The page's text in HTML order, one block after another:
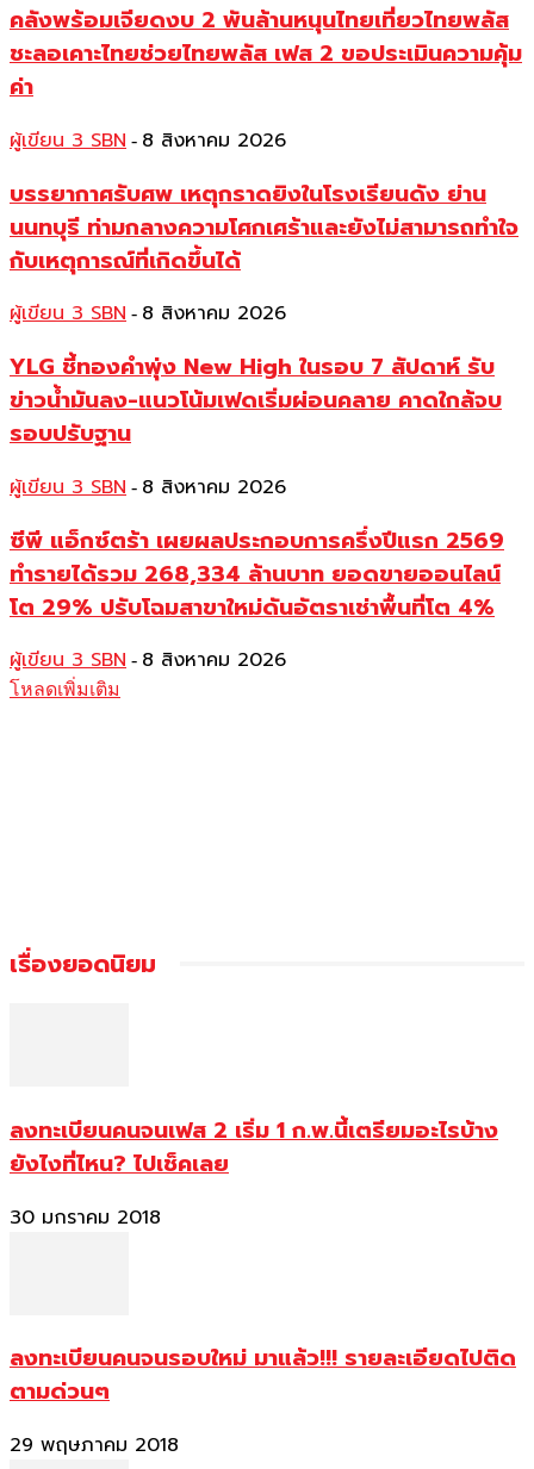
คลังพร้อมเจียดงบ 2 พันล้านหนุนไทยเที่ยวไทยพลัส
ชะลอเคาะไทยช่วยไทยพลัส เฟส 2 ขอประเมินความคุ้ม
ค่า
ผู้เขียน 3 SBN - 8 สิงหาคม 2026
บรรยากาศรับศพ เหตุกราดยิงในโรงเรียนดัง ย่าน
นนทบุรี ท่ามกลางความโศกเศร้าและยังไม่สามารถทำใจ
กับเหตุการณ์ที่เกิดขึ้นได้
ผู้เขียน 3 SBN - 8 สิงหาคม 2026
YLG ชี้ทองคำพุ่ง New High ในรอบ 7 สัปดาห์ รับ
ข่าวน้ำมันลง-แนวโน้มเฟดเริ่มผ่อนคลาย คาดใกล้จบ
รอบปรับฐาน
ผู้เขียน 3 SBN - 8 สิงหาคม 2026
ซีพี แอ็กซ์ตร้า เผยผลประกอบการครึ่งปีแรก 2569
ทำรายได้รวม 268,334 ล้านบาท ยอดขายออนไลน์
โต 29% ปรับโฉมสาขาใหม่ดันอัตราเช่าพื้นที่โต 4%
ผู้เขียน 3 SBN - 8 สิงหาคม 2026
โหลดเพิ่มเติม
เรื่องยอดนิยม
ลงทะเบียนคนจนเฟส 2 เริ่ม 1 ก.พ.นี้เตรียมอะไรบ้าง
ยังไงที่ไหน? ไปเช็คเลย
30 มกราคม 2018
ลงทะเบียนคนจนรอบใหม่ มาแล้ว!!! รายละเอียดไปติด
ตามด่วนๆ
29 พฤษภาคม 2018